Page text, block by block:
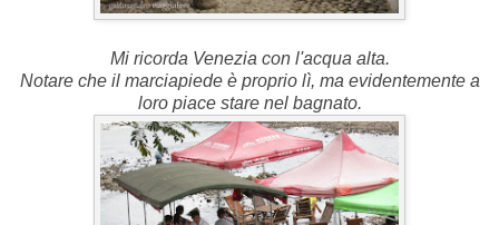
Mi ricorda Venezia con l'acqua alta.
Notare che il marciapiede è proprio lì, ma evidentemente a
loro piace stare nel bagnato.